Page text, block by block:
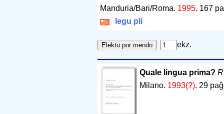
Manduria/Bari/Roma. 1995. 167
legu pli
ekz.
Quale lingua prima?
Milano. 1993(?). 29